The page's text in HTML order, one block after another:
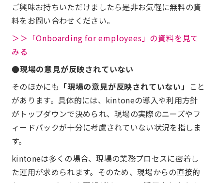
ご興味お持ちいただけましたら是非お気軽に無料の資
料をお問い合わせください。
＞＞「Onboarding for employees」の資料を見て
みる
●現場の意見が反映されていない
そのほかにも 「現場の意見が反映されていない」 こと
があります。具体的には、kintoneの導入や利用方針
がトップダウンで決められ、現場の実際のニーズやフ
ィードバックが十分に考慮されていない状況を指しま
す。
kintoneは多くの場合、現場の業務プロセスに密着し
た運用が求められます。そのため、現場からの直接的